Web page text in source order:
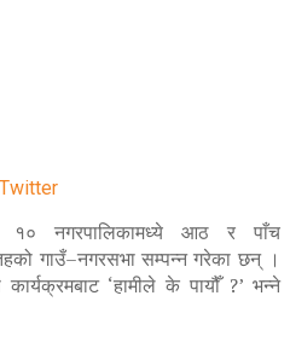
१० नगरपालिकामध्ये आठ र पाँच
गाउँ–नगरसभा सम्पन्न गरेका छन् ।
‘हामीले के पायौँ ?’ भन्ने